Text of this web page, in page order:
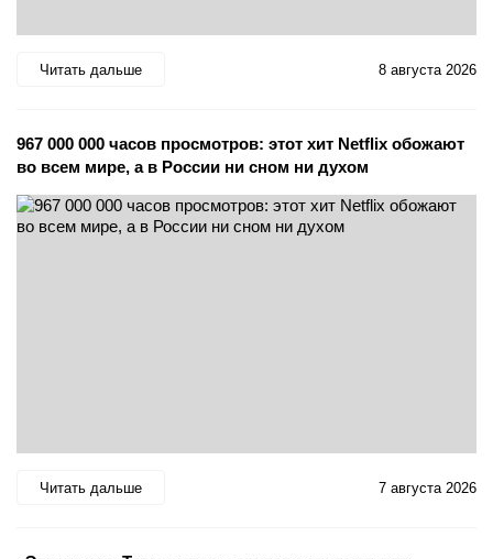
Читать дальше 8 августа 2026
967 000 000 часов просмотров: этот хит Netflix обожают
во всем мире, а в России ни сном ни духом
Читать дальше 7 августа 2026